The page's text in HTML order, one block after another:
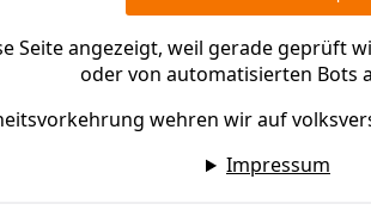
Seite angezeigt, weil gerade geprüft
oder von automatisierten Bots
wehren wir auf
Impressum